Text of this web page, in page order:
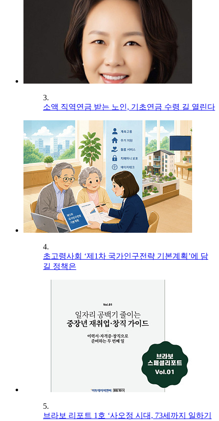
3.
소액 직역연금 받는 노인, 기초연금 수령 길 열린다
4.
초고령사회 ‘제1차 국가인구전략 기본계획’에 담
길 정책은
5.
브라보 리포트 1호 ‘사오정 시대, 73세까지 일하기